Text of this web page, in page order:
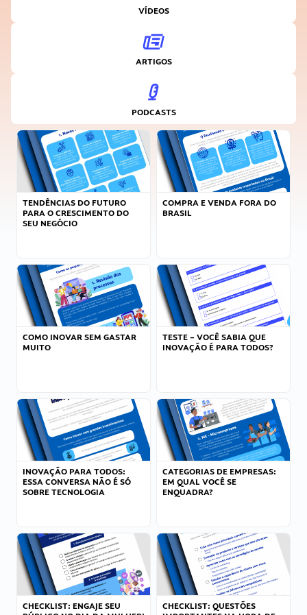
VÍDEOS
ARTIGOS
PODCASTS
TENDÊNCIAS DO FUTURO
PARA O CRESCIMENTO DO
SEU NEGÓCIO
COMPRA E VENDA FORA DO
BRASIL
COMO INOVAR SEM GASTAR
MUITO
TESTE – VOCÊ SABIA QUE
INOVAÇÃO É PARA TODOS?
INOVAÇÃO PARA TODOS:
ESSA CONVERSA NÃO É SÓ
SOBRE TECNOLOGIA
CATEGORIAS DE EMPRESAS:
EM QUAL VOCÊ SE
ENQUADRA?
CHECKLIST: ENGAJE SEU
CHECKLIST: QUESTÕES